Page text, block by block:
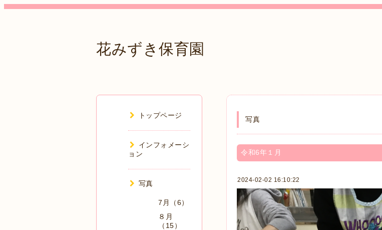
花みずき保育園
写真
令和6年１月
2024-02-02 16:10:22
トップページ
インフォメーシ
ョン
写真
7月（6）
８月
（15）